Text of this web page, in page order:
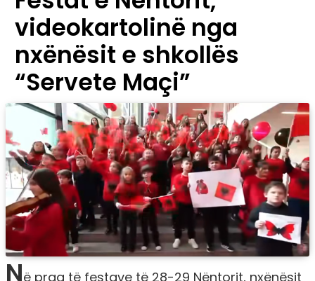
videokartolinë nga
nxënësit e shkollës
“Servete Maçi”
Në prag të festave të 28-29 Nëntorit, nxënësit